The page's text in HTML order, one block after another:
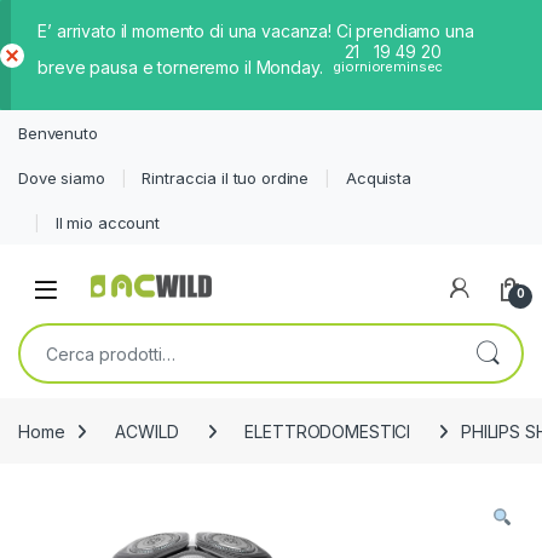
E’ arrivato il momento di una vacanza! Ci prendiamo una
breve pausa e torneremo il Monday.
21
giorni
19
ore
49
min
20
sec
iud
Benvenuto
Dove siamo Rintraccia il tuo ordine Acquista
Il mio account
0
Cerca:
Home ACWILD ELETTRODOMESTICI PHILIPS